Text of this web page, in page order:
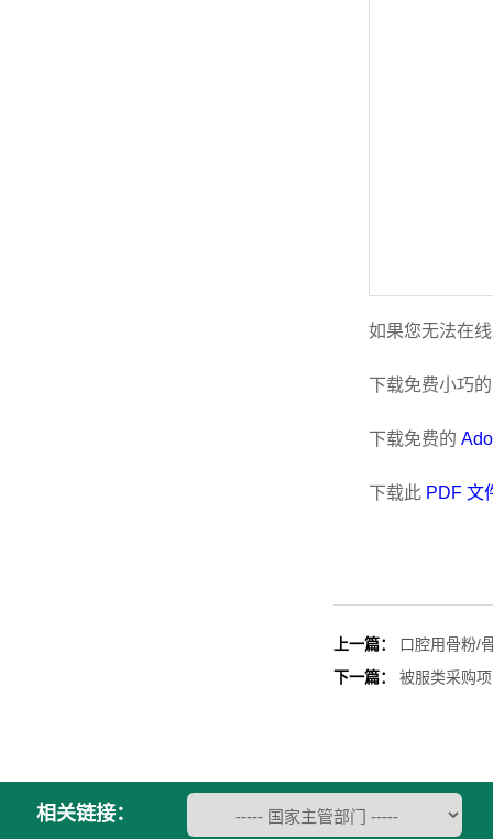
如果您无法在
下载免费小巧
下载免费的
下载此 PDF 文
上一篇：
口腔用骨粉/
下一篇：
被服类采购
相关链接：